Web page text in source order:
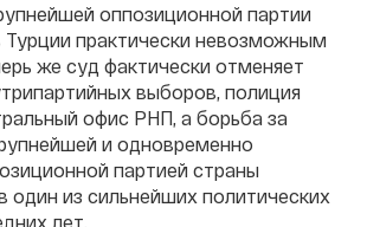
оппозиционной партии
Турции практически невозможным
же суд фактически отменяет
выборов, полиция
офис РНП, а борьба за
и одновременно
партией страны
один из сильнейших политических
лет.